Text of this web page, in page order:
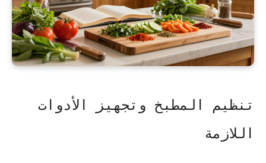
تنظيم المطبخ وتجهيز الأدوات
اللازمة